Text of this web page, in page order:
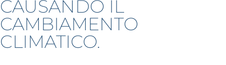
CAUSANDO IL
CAMBIAMENTO
CLIMATICO.